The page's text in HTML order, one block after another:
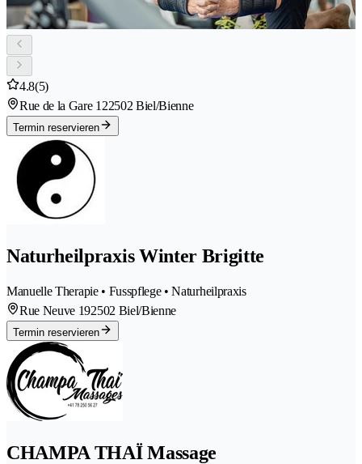
4.8(5)
Rue de la Gare 122502 Biel/Bienne
Termin reservieren
Naturheilpraxis Winter Brigitte
Manuelle Therapie • Fusspflege • Naturheilpraxis
Rue Neuve 192502 Biel/Bienne
Termin reservieren
CHAMPA THAÏ Massage